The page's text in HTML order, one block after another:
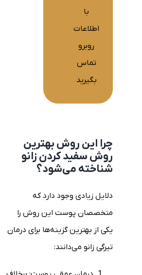
با
اطلاعات
روبرو
تماس
بگیرید
چرا این روش بهترین
روش سفید کردن زانو
شناخته می‌شود؟
دلایل زیادی وجود دارد که
متخصصان پوست این روش را
یکی از بهترین گزینه‌ها برای درمان
تیرگی زانو می‌دانند: